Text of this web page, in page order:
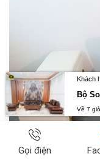
Gọi điện
Khách
Bộ
Về 7